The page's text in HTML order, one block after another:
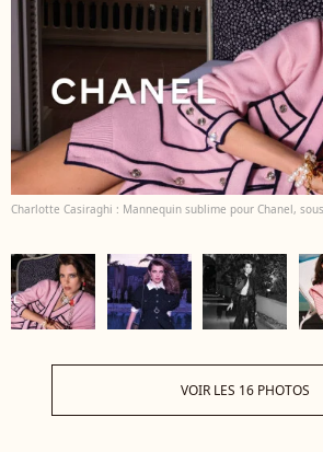
Charlotte Casiraghi : Mannequin sublime pour Chanel,
VOIR LES 16 PHOTOS